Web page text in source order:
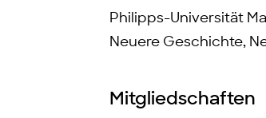
Philipps-Universität
Neuere Geschichte,
Mitgliedschaften